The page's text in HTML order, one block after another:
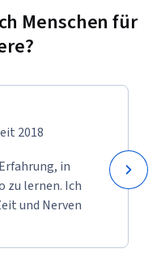
Menschen für
2018
in
zu lernen. Ich
und Nerven